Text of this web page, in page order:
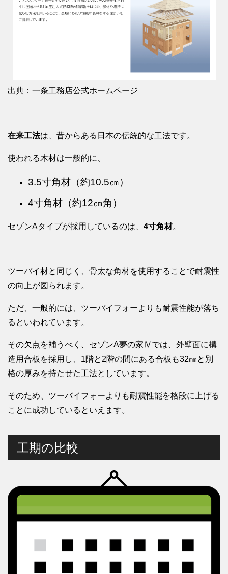
出典：一条工務店公式ホームページ
在来工法は、昔からある日本の伝統的な工法です。
使われる木材は一般的に、
3.5寸角材（約10.5㎝）
4寸角材（約12㎝角）
セゾンAタイプが採用しているのは、 4寸角材。
ツーバイ材と同じく、骨太な角材を使用することで耐震性
の向上が図られます。
ただ、一般的には、ツーバイフォーよりも耐震性能が落ち
るといわれています。
その欠点を補うべく、セゾンA夢の家Ⅳでは、外壁面に構
造用合板を採用し、1階と2階の間にある合板も32㎜と別
格の厚みを持たせた工法としています。
そのため、ツーバイフォーよりも耐震性能を格段に上げる
ことに成功しているといえます。
工期の比較